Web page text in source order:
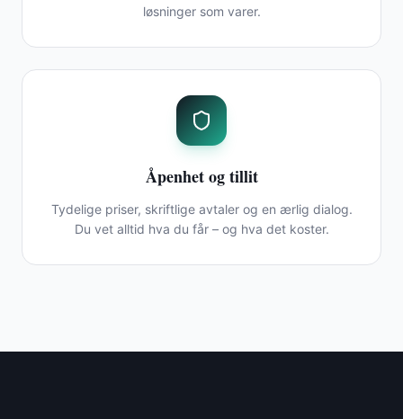
løsninger som varer.
Åpenhet og tillit
Tydelige priser, skriftlige avtaler og en ærlig dialog.
Du vet alltid hva du får – og hva det koster.